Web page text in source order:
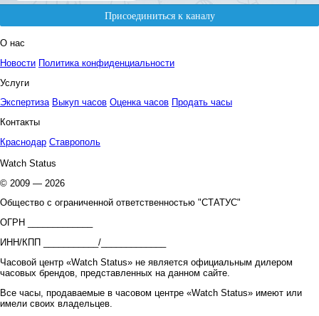
О нас
Новости Политика конфиденциальности
Услуги
Экспертиза Выкуп часов Оценка часов Продать часы
Контакты
Краснодар Ставрополь
Watch Status
© 2009 — 2026
Общество с ограниченной ответственностью "СТАТУС"
ОГРН _____________
ИНН/КПП ___________/_____________
Часовой центр «Watch Status» не является официальным дилером
часовых брендов, представленных на данном сайте.
Все часы, продаваемые в часовом центре «Watch Status» имеют или
имели своих владельцев.